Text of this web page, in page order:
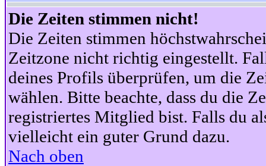
Die Zeiten stimmen nicht!
Die Zeiten stimmen
Zeitzone nicht richtig eingestellt.
deines Profils überprüfen, um die
wählen. Bitte beachte, dass du die
registriertes Mitglied bist. Falls du
vielleicht ein guter Grund dazu.
Nach oben